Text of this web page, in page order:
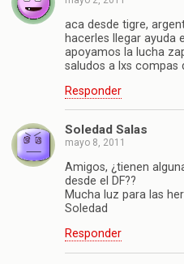
aca desde tigre,
hacerles llegar ayuda
apoyamos la lucha
saludos a lxs compas
Responder
Soledad Salas
mayo 8, 2011
Amigos, ¿tienen
desde el DF??
Mucha luz para las
Soledad
Responder